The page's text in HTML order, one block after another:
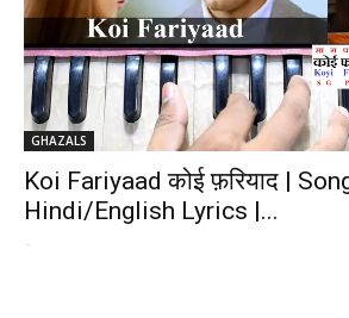
GHAZALS
Koi Fariyaad कोई फ़रियाद |
Hindi/English Lyrics |...
-